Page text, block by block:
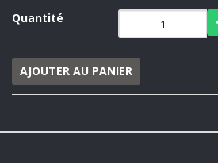
Quantité
AJOUTER AU PANIER